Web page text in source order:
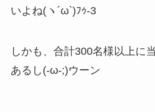
いよね(ヽ´ω`)ﾌｩ-3
しかも、合計300名様以上に
あるし(-ω-;)ウーン